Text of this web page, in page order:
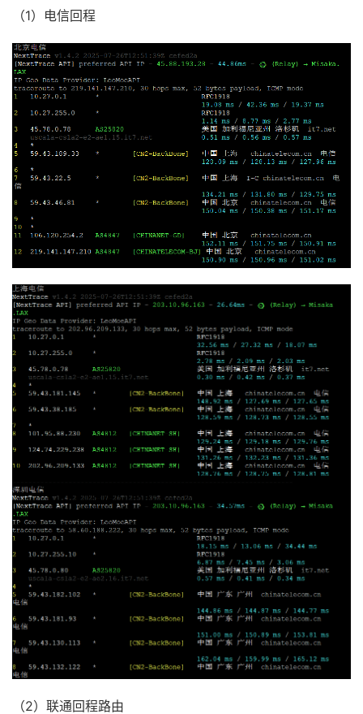
（1）电信回程
（2）联通回程路由